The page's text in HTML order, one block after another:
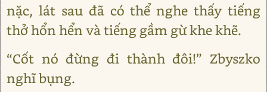
nặc, lát sau đã có thể nghe thấy tiếng
thở hổn hển và tiếng gầm gừ khe khẽ.
“Cốt nó đừng đi thành đôi!” Zbyszko
nghĩ bụng.